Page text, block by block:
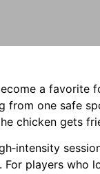
a
one safe
chicken gets
players who